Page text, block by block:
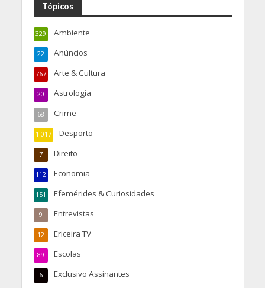
Tópicos
Ambiente
329
Anúncios
22
Arte & Cultura
767
Astrologia
20
Crime
68
Desporto
1.017
Direito
7
Economia
112
Efemérides & Curiosidades
151
Entrevistas
9
Ericeira TV
12
Escolas
89
Exclusivo Assinantes
6